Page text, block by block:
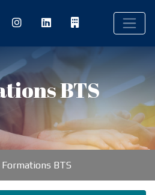
BTS
Formations BTS